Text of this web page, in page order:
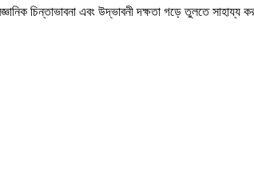
চিন্তাভাবনা এবং উদ্ভাবনী দক্ষতা গড়ে তুলতে সাহায্য